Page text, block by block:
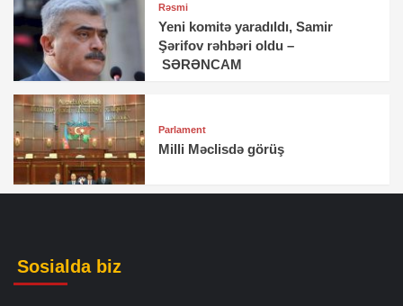
Rəsmi
Yeni komitə yaradıldı, Samir
Şərifov rəhbəri oldu –
SƏRƏNCAM
Parlament
Milli Məclisdə görüş
Sosialda biz